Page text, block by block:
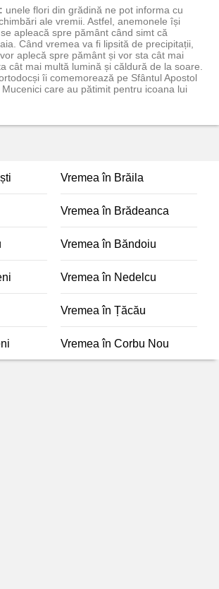
unele flori din grădină ne pot informa cu
ale vremii. Astfel, anemonele își
apleacă spre pământ când simt că
Când vremea va fi lipsită de precipitații,
aplecă spre pământ și vor sta cât mai
cât mai multă lumină și căldură de la soare.
îi comemorează pe Sfântul Apostol
care au pătimit pentru icoana lui
Vremea în Brăila
Vremea în Brădeanca
Vremea în Băndoiu
Vremea în Nedelcu
Vremea în Țăcău
Vremea în Corbu Nou